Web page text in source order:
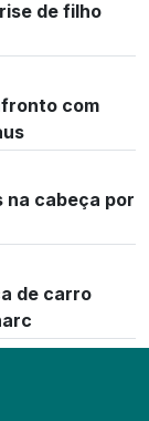
de filho
com
na cabeça por
de carro